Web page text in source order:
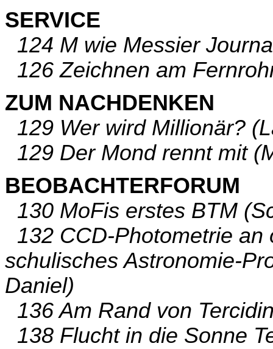
SERVICE
124 M wie Messier
126 Zeichnen am
ZUM NACHDENKEN
129 Wer wird Millionär?
129 Der Mond rennt mit
BEOBACHTERFORUM
130 MoFis erstes BTM
132 CCD-Photometrie
schulisches Astronomie-
Daniel)
136 Am Rand von
138 Flucht in die Sonne